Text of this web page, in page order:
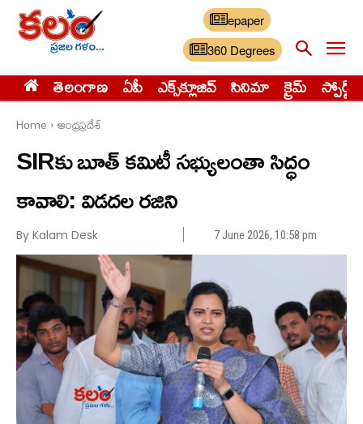
epaper
360 Degrees
తెలంగాణ ఏపీ ఎక్స్‌క్లూజివ్‌ సినిమా క్రైమ్ స్పోర్ట్స్
Home ఆంధ్రప్రదేశ్
SIRకు బూత్ కమిటీ సభ్యులంతా సిద్ధం
కావాలి: విడదల రజిని
By Kalam Desk 7 June 2026, 10:58 pm